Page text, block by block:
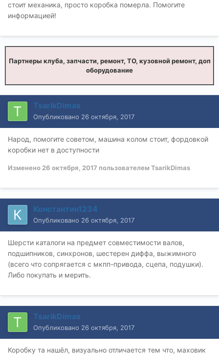
стоит механика, просто коробка померла. Помогите
информацией!
Партнеры клуба, запчасти, ремонт, ТО, кузовной ремонт, доп
оборудование
TsarikDimas
Опубликовано 26 октября, 2017
Народ, помогите советом, машина колом стоит, фордовкой
коробки нет в доступности
Изменено 26 октября, 2017 пользователем TsarikDimas
Константин1234
Опубликовано 26 октября, 2017
Шерсти каталоги на предмет совместимости валов,
подшипников, синхронов, шестерен диффа, выжимного
(всего что сопрягается с мкпп-привода, сцепа, подушки).
Либо покупать и мерить.
TsarikDimas
Опубликовано 26 октября, 2017
Коробку та нашёл, визуально отличается тем что, маховик